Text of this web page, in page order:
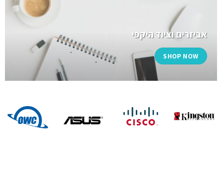
אביזרים וציוד היקפי
SHOP NOW